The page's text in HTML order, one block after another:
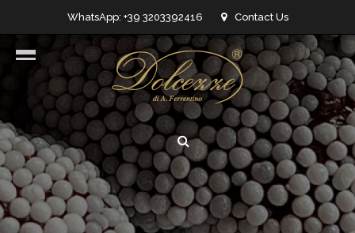
WhatsApp: +39 3203392416 Contact Us
info@dolcezzedicioccolato.it